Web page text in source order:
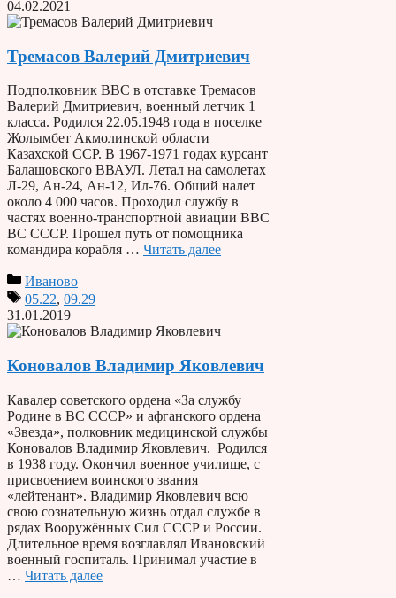
04.02.2021
Тремасов Валерий Дмитриевич
Подполковник ВВС в отставке Тремасов
Валерий Дмитриевич, военный летчик 1
класса. Родился 22.05.1948 года в поселке
Жолымбет Акмолинской области
Казахской ССР. В 1967-1971 годах курсант
Балашовского ВВАУЛ. Летал на самолетах
Л-29, Ан-24, Ан-12, Ил-76. Общий налет
около 4 000 часов. Проходил службу в
частях военно-транспортной авиации ВВС
ВС СССР. Прошел путь от помощника
командира корабля … Читать далее
Иваново
05.22, 09.29
31.01.2019
Коновалов Владимир Яковлевич
Кавалер советского ордена «За службу
Родине в ВС СССР» и афганского ордена
«Звезда», полковник медицинской службы
Коновалов Владимир Яковлевич. Родился
в 1938 году. Окончил военное училище, с
присвоением воинского звания
«лейтенант». Владимир Яковлевич всю
свою сознательную жизнь отдал службе в
рядах Вооружённых Сил СССР и России.
Длительное время возглавлял Ивановский
военный госпиталь. Принимал участие в
… Читать далее